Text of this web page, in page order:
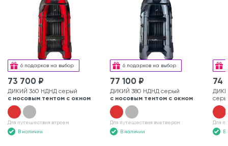
6 подарков на выбор
73 700 ₽
ДИКИЙ 360 НДНД серый
с носовым тентом с окном
Для путешествия втроем
В наличии
6 подарков на выбор
77 100 ₽
ДИКИЙ 380 НДНД серый
с носовым тентом с окном
Для путешествия вчетвером
В наличии
74
Для
В